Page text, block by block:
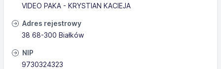
VIDEO PAKA - KRYSTIAN KACIEJA
Adres rejestrowy
38 68-300 Białków
NIP
9730324323